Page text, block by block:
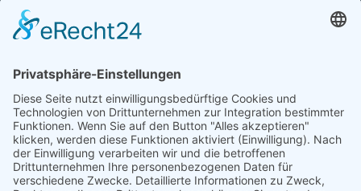
Telefon: +49 (0) 228 / 26 19 95 70
NEWSLETTER ABONNIEREN